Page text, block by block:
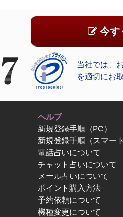
今す
当社では、
を適切にお
ヘルプ
新規登録手順（PC）
新規登録手順（スマー
電話占いについて
チャット占いについて
メール占いについて
ポイント購入方法
予約依頼について
機種変更について